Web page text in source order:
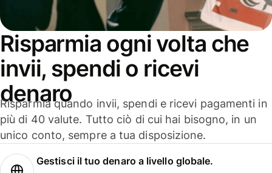
Risparmia ogni volta che
invii, spendi o ricevi
denaro
Risparmia quando invii, spendi e ricevi pagamenti in
più di 40 valute. Tutto ciò di cui hai bisogno, in un
unico conto, sempre a tua disposizione.
Gestisci il tuo denaro a livello globale.